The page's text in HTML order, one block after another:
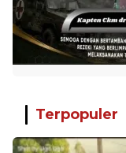
Terpopuler